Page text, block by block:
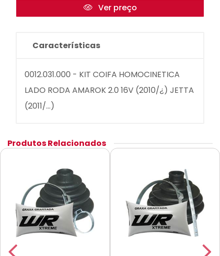
Ver preço
Características
0012.031.000 - KIT COIFA HOMOCINETICA
LADO RODA AMAROK 2.0 16V (2010/¿) JETTA
(2011/...)
Produtos Relacionados